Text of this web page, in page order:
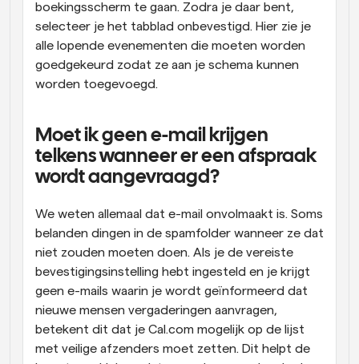
boekingsscherm te gaan. Zodra je daar bent,
selecteer je het tabblad onbevestigd. Hier zie je
alle lopende evenementen die moeten worden
goedgekeurd zodat ze aan je schema kunnen
worden toegevoegd.
Moet ik geen e-mail krijgen
telkens wanneer er een afspraak
wordt aangevraagd?
We weten allemaal dat e-mail onvolmaakt is. Soms
belanden dingen in de spamfolder wanneer ze dat
niet zouden moeten doen. Als je de vereiste
bevestigingsinstelling hebt ingesteld en je krijgt
geen e-mails waarin je wordt geïnformeerd dat
nieuwe mensen vergaderingen aanvragen,
betekent dit dat je Cal.com mogelijk op de lijst
met veilige afzenders moet zetten. Dit helpt de